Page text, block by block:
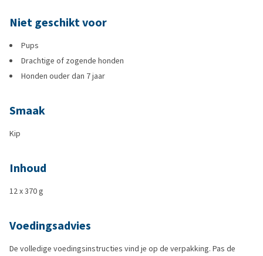
Niet geschikt voor
Pups
Drachtige of zogende honden
Honden ouder dan 7 jaar
Smaak
Kip
Inhoud
12 x 370 g
Voedingsadvies
De volledige voedingsinstructies vind je op de verpakking. Pas de